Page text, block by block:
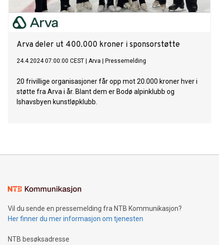
Arva deler ut 400.000 kroner i sponsorstøtte
24.4.2024 07:00:00 CEST Arva Pressemelding
20 frivillige organisasjoner får opp mot 20.000 kroner hver i
støtte fra Arva i år. Blant dem er Bodø alpinklubb og
Ishavsbyen kunstløpklubb.
Vil du sende en pressemelding fra NTB Kommunikasjon?
Her finner du mer informasjon om tjenesten
NTB besøksadresse